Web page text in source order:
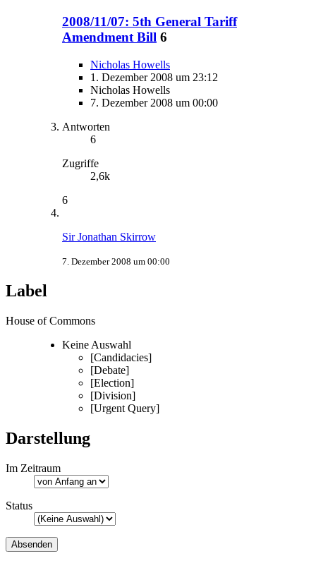
2008/11/07: 5th General Tariff
Amendment Bill 6
Nicholas Howells
1. Dezember 2008 um 23:12
Nicholas Howells
7. Dezember 2008 um 00:00
Antworten
6
Zugriffe
2,6k
6
Sir Jonathan Skirrow
7. Dezember 2008 um 00:00
Label
House of Commons
Keine Auswahl
[Candidacies]
[Debate]
[Election]
[Division]
[Urgent Query]
Darstellung
Im Zeitraum
Status